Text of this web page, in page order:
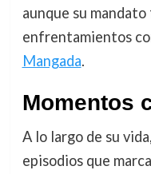
aunque su
enfrentamientos
Mangada.
Momentos
A lo largo de su
episodios que